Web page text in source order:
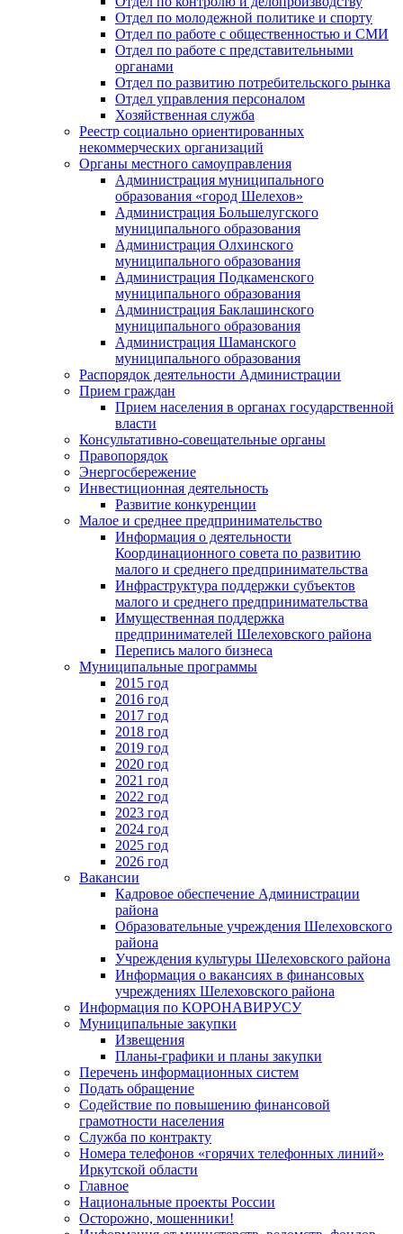
Отдел по молодежной политике и спорту
Отдел по работе с общественностью и СМИ
Отдел по работе с представительными
органами
Отдел по развитию потребительского рынка
Отдел управления персоналом
Хозяйственная служба
Реестр социально ориентированных
некоммерческих организаций
Органы местного самоуправления
Администрация муниципального
образования «город Шелехов»
Администрация Большелугского
муниципального образования
Администрация Олхинского
муниципального образования
Администрация Подкаменского
муниципального образования
Администрация Баклашинского
муниципального образования
Администрация Шаманского
муниципального образования
Распорядок деятельности Администрации
Прием граждан
Прием населения в органах государственной
власти
Консультативно-совещательные органы
Правопорядок
Энергосбережение
Инвестиционная деятельность
Развитие конкуренции
Малое и среднее предпринимательство
Информация о деятельности
Координационного совета по развитию
малого и среднего предпринимательства
Инфраструктура поддержки субъектов
малого и среднего предпринимательства
Имущественная поддержка
предпринимателей Шелеховского района
Перепись малого бизнеса
Муниципальные программы
2015 год
2016 год
2017 год
2018 год
2019 год
2020 год
2021 год
2022 год
2023 год
2024 год
2025 год
2026 год
Вакансии
Кадровое обеспечение Администрации
района
Образовательные учреждения Шелеховского
района
Учреждения культуры Шелеховского района
Информация о вакансиях в финансовых
учреждениях Шелеховского района
Информация по КОРОНАВИРУСУ
Муниципальные закупки
Извещения
Планы-графики и планы закупки
Перечень информационных систем
Подать обращение
Содействие по повышению финансовой
грамотности населения
Служба по контракту
Номера телефонов «горячих телефонных линий»
Иркутской области
Главное
Национальные проекты России
Осторожно, мошенники!